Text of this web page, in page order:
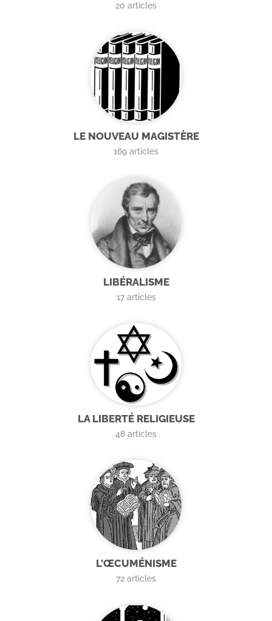
20 articles
LE NOUVEAU MAGISTÈRE
169 articles
LIBÉRALISME
17articles
LA LIBERTÉ RELIGIEUSE
48 articles
L'ŒCUMÉNISME
72 articles